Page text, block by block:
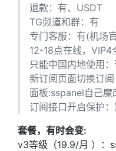
退款：有、USDT
TG频道和群：有
专门客服：有(机场
12-18点在线，VIP4
只能中国内地使用
新订阅页面切换订阅
面板:sspanel自己魔
订阅接口开启保护
套餐，有时会变:
v3等级（19.9/月 ）：